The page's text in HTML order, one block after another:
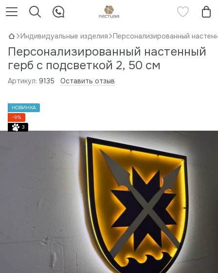
Индивидуальные изделия Персонализированный
Персонализированный настенный
герб с подсветкой 2, 50 см
Артикул: 9135 Оставить отзыв
НОВИНКА
−9%
3